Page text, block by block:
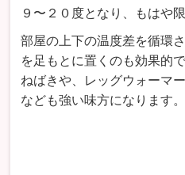
９〜２０度となり、もはや
部屋の上下の温度差を循環
を足もとに置くのも効果的
ねばきや、レッグウォーマ
なども強い味方になります。